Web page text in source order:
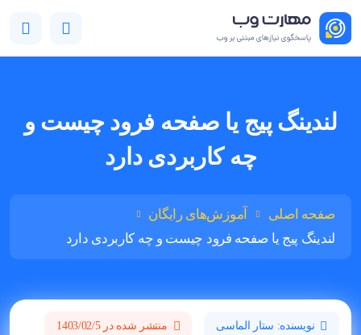
لندینگ پیج یا صفحه فرود چیست و
چه کاربردی دارد
صفحه اصلی
آموزش‌های رایگان
لندینگ پیج یا صفحه فرود چیست و چه کاربردی دارد
نویسنده: ستار الماسی منتشر شده در 1403/02/5